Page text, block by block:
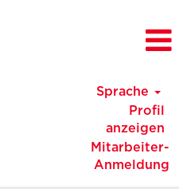
Sprache
Profil
anzeigen
Mitarbeiter-
Anmeldung